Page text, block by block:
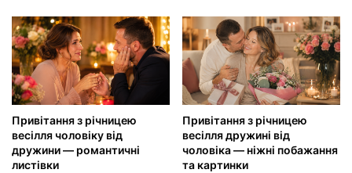
Привітання з річницею
весілля чоловіку від
дружини — романтичні
листівки
Привітання з річницею
весілля дружині від
чоловіка — ніжні побажання
та картинки